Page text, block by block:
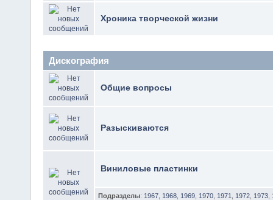
Хроника творческой жизни
Дискография
Общие вопросы
Разыскиваются
Виниловые пластинки
Подразделы: 1967 1968 1969 1970 1971 1972 1973